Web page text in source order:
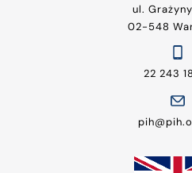
ul.
02-548
22 243